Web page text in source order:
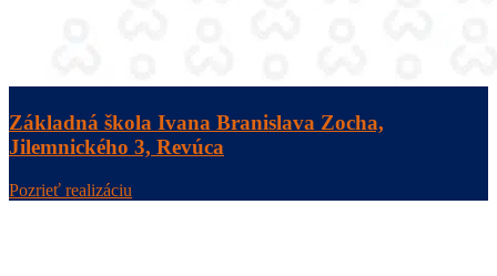
Základná škola Ivana Branislava Zocha,
Jilemnického 3, Revúca
Pozrieť realizáciu